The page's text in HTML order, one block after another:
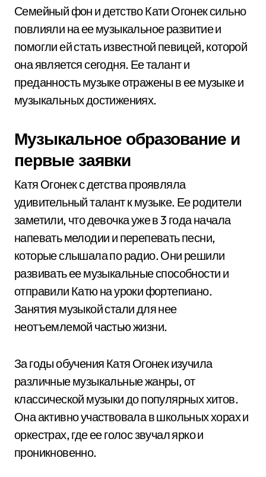
Семейный фон и детство Кати Огонек сильно
повлияли на ее музыкальное развитие и
помогли ей стать известной певицей, которой
она является сегодня. Ее талант и
преданность музыке отражены в ее музыке и
музыкальных достижениях.
Музыкальное образование и
первые заявки
Катя Огонек с детства проявляла
удивительный талант к музыке. Ее родители
заметили, что девочка уже в 3 года начала
напевать мелодии и перепевать песни,
которые слышала по радио. Они решили
развивать ее музыкальные способности и
отправили Катю на уроки фортепиано.
Занятия музыкой стали для нее
неотъемлемой частью жизни.
За годы обучения Катя Огонек изучила
различные музыкальные жанры, от
классической музыки до популярных хитов.
Она активно участвовала в школьных хорах и
оркестрах, где ее голос звучал ярко и
проникновенно.